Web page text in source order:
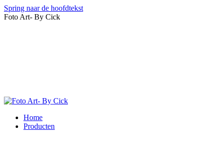
Spring naar de hoofdtekst
Foto Art- By Cick
Home
Producten